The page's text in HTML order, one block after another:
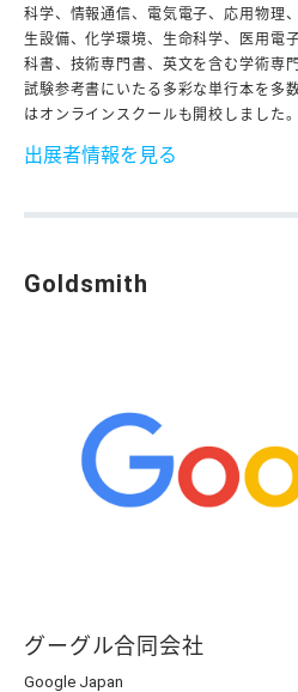
科学、情報通信、電気電子、応用物理
生設備、化学環境、生命科学、医用電
科書、技術専門書、英文を含む学術専
試験参考書にいたる多彩な単行本を多
はオンラインスクールも開校しました。
出展者情報を見る
Goldsmith
グーグル合同会社
Google Japan